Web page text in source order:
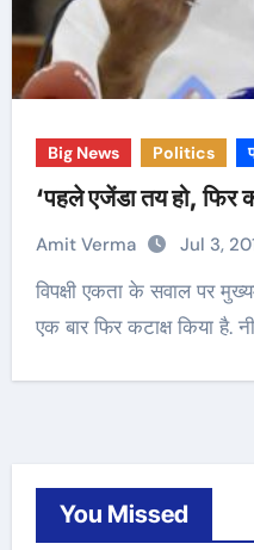
Big News Politics
‘पहले एजेंडा तय हो, फिर
Amit Verma Jul 3,
विपक्षी एकता के सवाल पर मुख्यमंत्री नीतीश कुमार ने कांग्रेस पर
एक बार फिर कटाक्ष किया है.
You Missed